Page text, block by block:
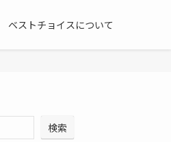
ベストチョイスについて
検索